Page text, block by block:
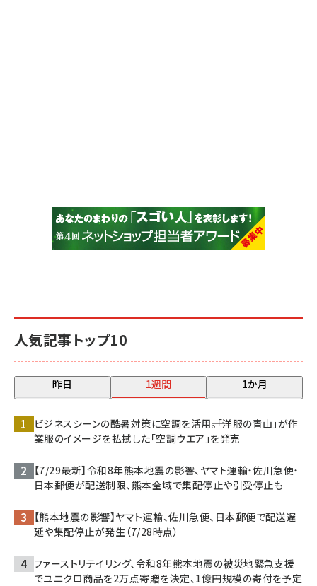
人気記事トップ10
昨日 1週間 1か月
ビジネスシーンの酷暑対策に空調を活用――。「洋服の青山」が作
業服のイメージを払拭した「空調ウエア」を発売
【7/29最新】令和8年熊本地震の影響、ヤマト運輸・佐川急便・
日本郵便が配送制限、熊本全域で集配停止や引受停止も
【熊本地震の影響】ヤマト運輸、佐川急便、日本郵便で配送遅
延や集配停止が発生（7/28時点）
ファーストリテイリング、令和8年熊本地震の被災地緊急支援
でユニクロ商品を2万点寄贈を決定、1億円規模の寄付を予定